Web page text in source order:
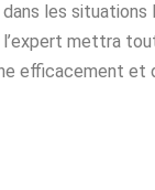
les situations
l’expert mettra
efficacement et